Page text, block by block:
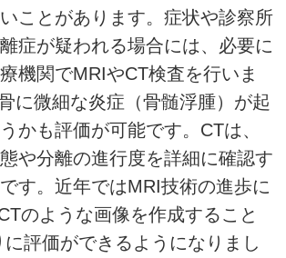
ことがあります。症状や診察所
症が疑われる場合には、必要に
機関でMRIやCT検査を行いま
に微細な炎症（骨髄浮腫）が起
かも評価が可能です。CTは、
や分離の進行度を詳細に確認す
す。近年ではMRI技術の進歩に
のような画像を作成すること
評価ができるようになりまし